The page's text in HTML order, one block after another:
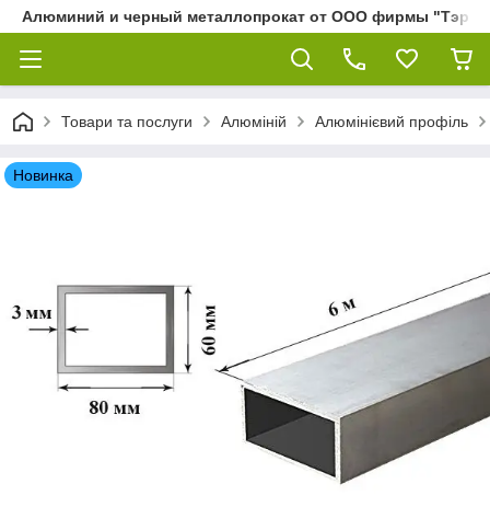
Алюминий и черный металлопрокат от ООО фирмы "Тэра"
Товари та послуги Алюміній Алюмінієвий профіль
Новинка